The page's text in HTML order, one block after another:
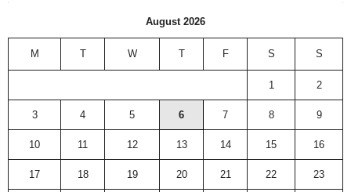
August 2026
M T W T F S S
1 2
3 4 5 6 7 8 9
10 11 12 13 14 15 16
17 18 19 20 21 22 23